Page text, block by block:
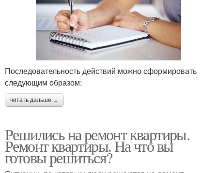
Последовательность действий можно сформировать
следующим образом:
читать дальше →
Решились на ремонт квартиры.
Ремонт квартиры. На что вы
готовы решиться?